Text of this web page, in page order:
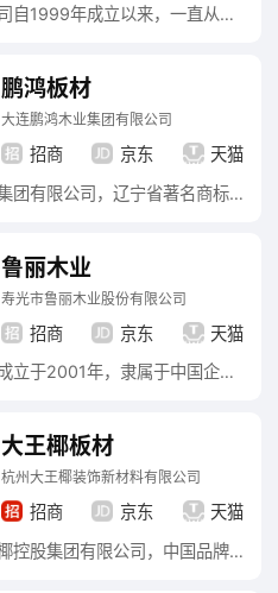
武汉双龙木业发展有限责任公司自1999年成立以来，一直从事装饰建材的生产与销售。公司坐落于武汉市东西湖区临空港大道718号，占地面积近30亩，建筑面积近15000平方米，产品涵盖生态免漆板、细木工板、胶合板等多品类装饰材料，业务辐射湖北及周边区域。
鹏鸿板材
大连鹏鸿木业集团有限公司
招商 京东
天猫
鹏鸿板材，属于大连鹏鸿木业集团有限公司，辽宁省著名商标，辽宁省名牌产品，中国家居产业领军品牌，细木工板/人造板/生态板享誉国内，E0级无醛胶系列产品以其突出的环保性能而广受欢迎。
鲁丽木业
寿光市鲁丽木业股份有限公司
招商 京东
天猫
寿光市鲁丽木业股份有限公司成立于2001年，隶属于中国企业500强——鲁丽集团有限公司，是一家集研发、生产、销售无醛可饰面定向结构板(OSB)、集成材、木地板、精板、科技木、装饰板、定制家具等发展于一体的高新技术企业。
大王椰板材
杭州大王椰装饰新材料有限公司
招商 京东
天猫
大王椰板材，隶属于杭州大王椰控股集团有限公司，中国品牌500强，杭州市著名商标，中国建筑装饰协会会员单位，以绿色环保家居建材的研发、生产、销售、配送和服务为主业的多元化集团企业。